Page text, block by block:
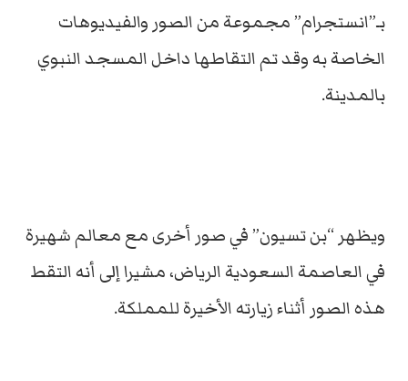
بـ”انستجرام” مجموعة من الصور والفيديوهات
الخاصة به وقد تم التقاطها داخل المسجد النبوي
بالمدينة.
ويظهر “بن تسيون” في صور أخرى مع معالم شهيرة
في العاصمة السعودية الرياض، مشيرا إلى أنه التقط
هذه الصور أثناء زيارته الأخيرة للمملكة.